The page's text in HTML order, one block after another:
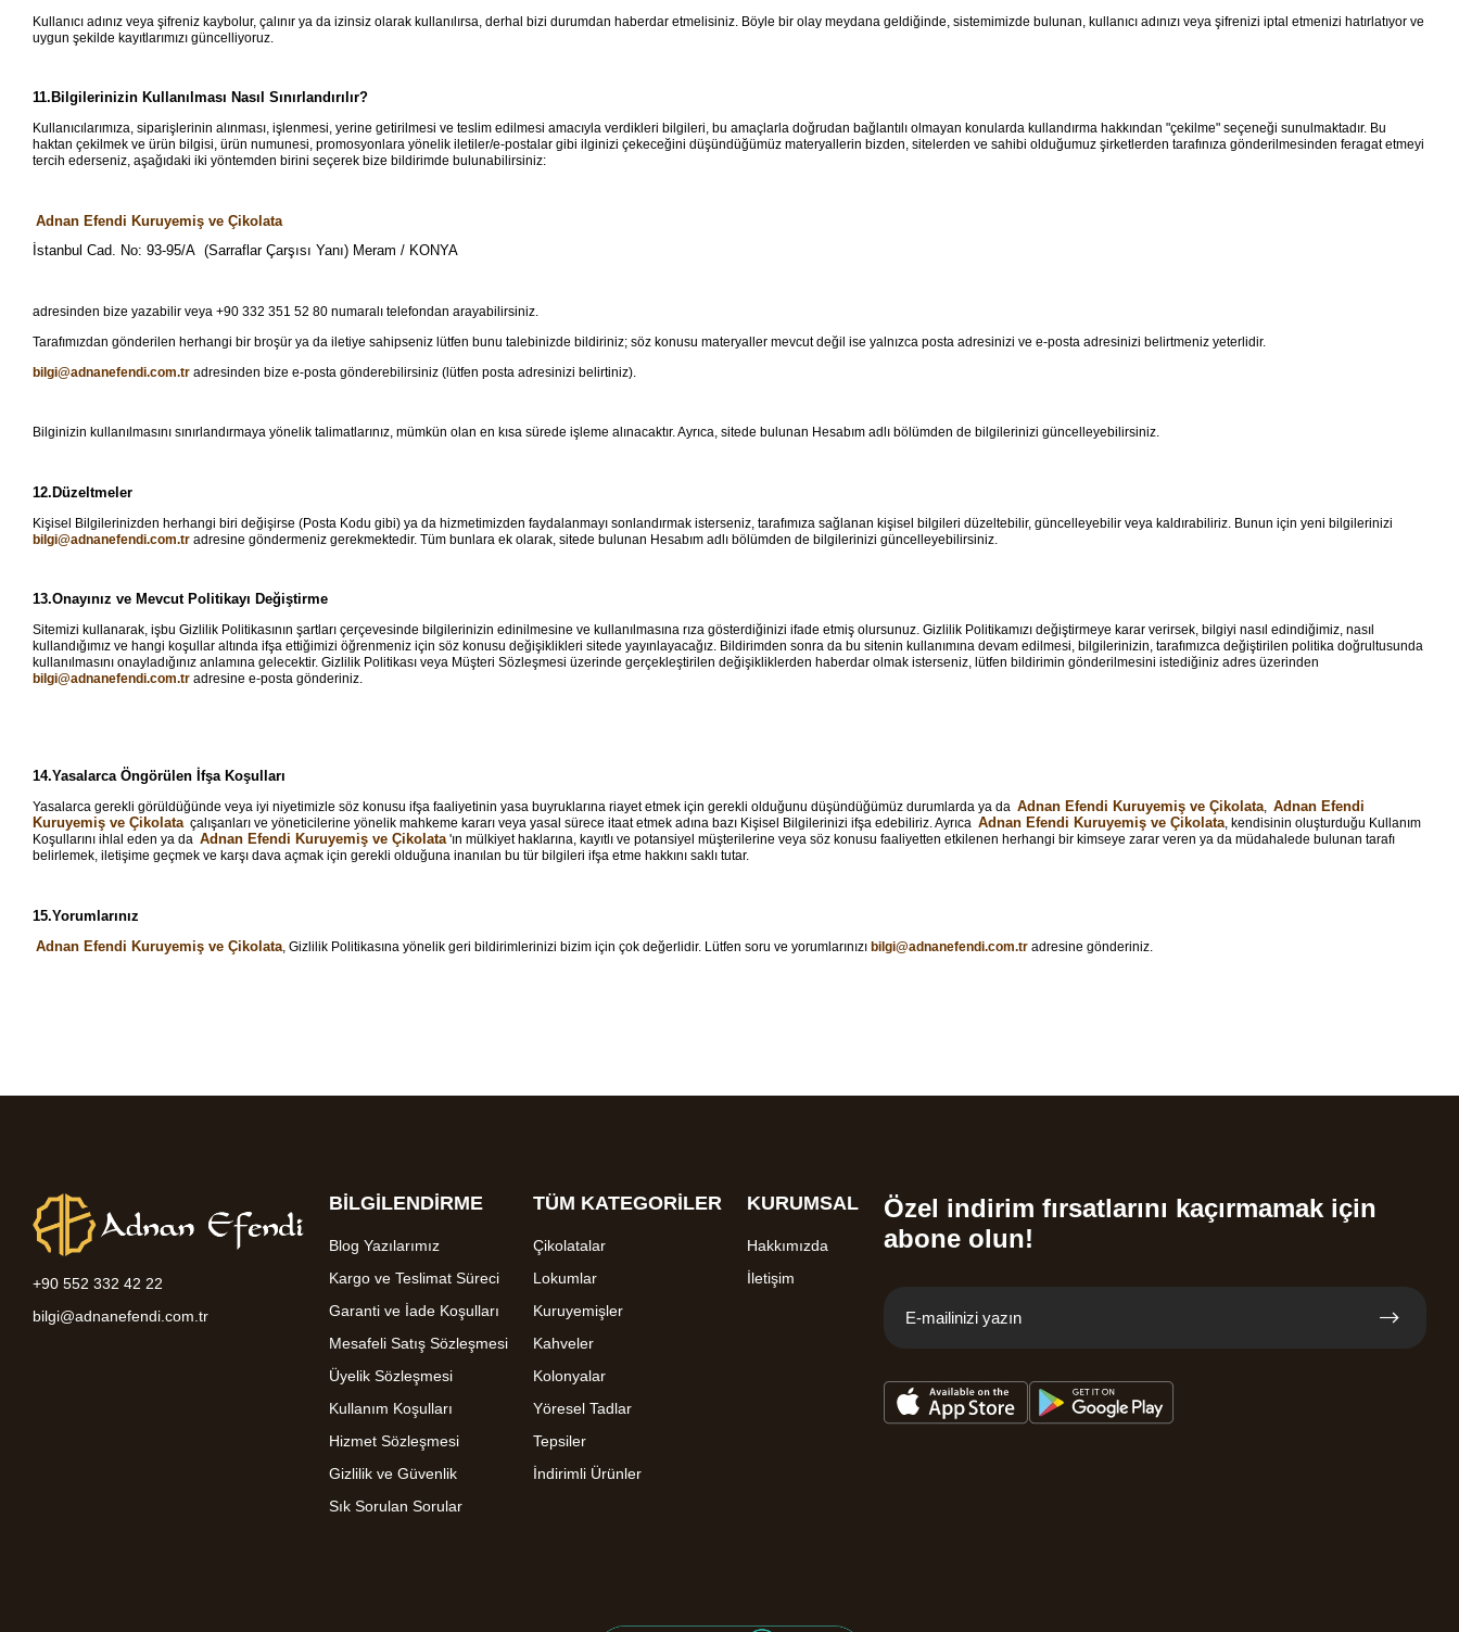
Kullanıcı adınız veya şifreniz kaybolur, çalınır ya da izinsiz olarak kullanılırsa, derhal bizi durumdan haberdar etmelisiniz. Böyle bir olay meydana geldiğinde, sistemimizde bulunan, kullanıcı adınızı veya şifrenizi iptal etmenizi hatırlatıyor ve
uygun şekilde kayıtlarımızı güncelliyoruz.
11.Bilgilerinizin Kullanılması Nasıl Sınırlandırılır?
Kullanıcılarımıza, siparişlerinin alınması, işlenmesi, yerine getirilmesi ve teslim edilmesi amacıyla verdikleri bilgileri, bu amaçlarla doğrudan bağlantılı olmayan konularda kullandırma hakkından "çekilme" seçeneği sunulmaktadır. Bu
haktan çekilmek ve ürün bilgisi, ürün numunesi, promosyonlara yönelik iletiler/e-postalar gibi ilginizi çekeceğini düşündüğümüz materyallerin bizden, sitelerden ve sahibi olduğumuz şirketlerden tarafınıza gönderilmesinden feragat etmeyi
tercih ederseniz, aşağıdaki iki yöntemden birini seçerek bize bildirimde bulunabilirsiniz:
Adnan Efendi Kuruyemiş ve Çikolata
İstanbul Cad. No: 93-95/A (Sarraflar Çarşısı Yanı) Meram / KONYA
adresinden bize yazabilir veya +90 332 351 52 80 numaralı telefondan arayabilirsiniz.
Tarafımızdan gönderilen herhangi bir broşür ya da iletiye sahipseniz lütfen bunu talebinizde bildiriniz; söz konusu materyaller mevcut değil ise yalnızca posta adresinizi ve e-posta adresinizi belirtmeniz yeterlidir.
bilgi@adnanefendi.com.tr adresinden bize e-posta gönderebilirsiniz (lütfen posta adresinizi belirtiniz).
Bilginizin kullanılmasını sınırlandırmaya yönelik talimatlarınız, mümkün olan en kısa sürede işleme alınacaktır. Ayrıca, sitede bulunan Hesabım adlı bölümden de bilgilerinizi güncelleyebilirsiniz.
12.Düzeltmeler
Kişisel Bilgilerinizden herhangi biri değişirse (Posta Kodu gibi) ya da hizmetimizden faydalanmayı sonlandırmak isterseniz, tarafımıza sağlanan kişisel bilgileri düzeltebilir, güncelleyebilir veya kaldırabiliriz. Bunun için yeni bilgilerinizi
bilgi@adnanefendi.com.tr adresine göndermeniz gerekmektedir. Tüm bunlara ek olarak, sitede bulunan Hesabım adlı bölümden de bilgilerinizi güncelleyebilirsiniz.
13.Onayınız ve Mevcut Politikayı Değiştirme
Sitemizi kullanarak, işbu Gizlilik Politikasının şartları çerçevesinde bilgilerinizin edinilmesine ve kullanılmasına rıza gösterdiğinizi ifade etmiş olursunuz. Gizlilik Politikamızı değiştirmeye karar verirsek, bilgiyi nasıl edindiğimiz, nasıl
kullandığımız ve hangi koşullar altında ifşa ettiğimizi öğrenmeniz için söz konusu değişiklikleri sitede yayınlayacağız. Bildirimden sonra da bu sitenin kullanımına devam edilmesi, bilgilerinizin, tarafımızca değiştirilen politika doğrultusunda
kullanılmasını onayladığınız anlamına gelecektir. Gizlilik Politikası veya Müşteri Sözleşmesi üzerinde gerçekleştirilen değişikliklerden haberdar olmak isterseniz, lütfen bildirimin gönderilmesini istediğiniz adres üzerinden
bilgi@adnanefendi.com.tr adresine e-posta gönderiniz.
14.Yasalarca Öngörülen İfşa Koşulları
Yasalarca gerekli görüldüğünde veya iyi niyetimizle söz konusu ifşa faaliyetinin yasa buyruklarına riayet etmek için gerekli olduğunu düşündüğümüz durumlarda ya da Adnan Efendi Kuruyemiş ve Çikolata, Adnan Efendi
Kuruyemiş ve Çikolataçalışanları ve yöneticilerine yönelik mahkeme kararı veya yasal sürece itaat etmek adına bazı Kişisel Bilgilerinizi ifşa edebiliriz. Ayrıca Adnan Efendi Kuruyemiş ve Çikolata, kendisinin oluşturduğu Kullanım
Koşullarını ihlal eden ya da Adnan Efendi Kuruyemiş ve Çikolata'ın mülkiyet haklarına, kayıtlı ve potansiyel müşterilerine veya söz konusu faaliyetten etkilenen herhangi bir kimseye zarar veren ya da müdahalede bulunan tarafı
belirlemek, iletişime geçmek ve karşı dava açmak için gerekli olduğuna inanılan bu tür bilgileri ifşa etme hakkını saklı tutar.
15.Yorumlarınız
Adnan Efendi Kuruyemiş ve Çikolata , Gizlilik Politikasına yönelik geri bildirimlerinizi bizim için çok değerlidir. Lütfen soru ve yorumlarınızı bilgi@adnanefendi.com.tr adresine gönderiniz.
+90 552 332 42 22
bilgi@adnanefendi.com.tr
BİLGİLENDİRME
Blog Yazılarımız
Kargo ve Teslimat Süreci
Garanti ve İade Koşulları
Mesafeli Satış Sözleşmesi
Üyelik Sözleşmesi
Kullanım Koşulları
Hizmet Sözleşmesi
Gizlilik ve Güvenlik
Sık Sorulan Sorular
TÜM KATEGORİLER
Çikolatalar
Lokumlar
Kuruyemişler
Kahveler
Kolonyalar
Yöresel Tadlar
Tepsiler
İndirimli Ürünler
KURUMSAL
Hakkımızda
İletişim
Özel indirim fırsatlarını kaçırmamak için
abone olun!